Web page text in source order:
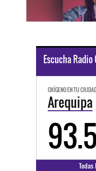
Escucha Radio
OXÍGENO EN TU
Arequipa
Todas